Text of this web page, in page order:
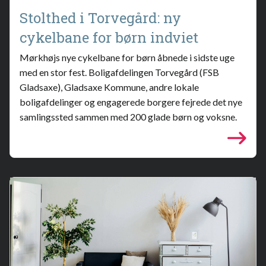
Stolthed i Torvegård: ny
cykelbane for børn indviet
Mørkhøjs nye cykelbane for børn åbnede i sidste uge
med en stor fest. Boligafdelingen Torvegård (FSB
Gladsaxe), Gladsaxe Kommune, andre lokale
boligafdelinger og engagerede borgere fejrede det nye
samlingssted sammen med 200 glade børn og voksne.